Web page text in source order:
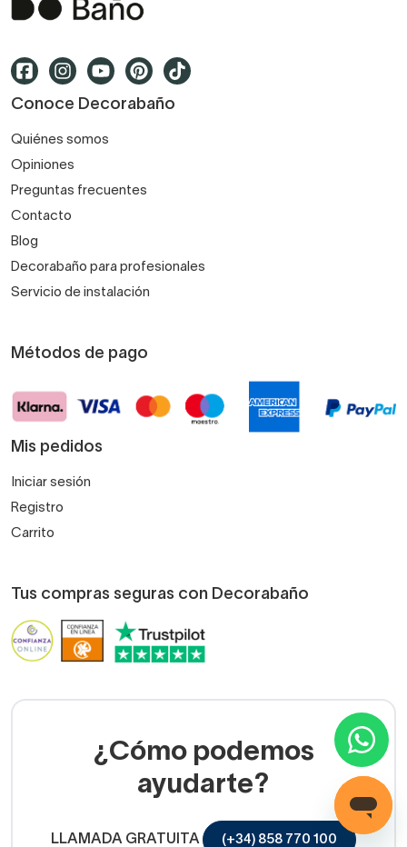
Conoce Decorabaño
Quiénes somos
Opiniones
Preguntas frecuentes
Contacto
Blog
Decorabaño para profesionales
Servicio de instalación
Métodos de pago
Mis pedidos
Iniciar sesión
Registro
Carrito
Tus compras seguras con Decorabaño
¿Cómo podemos
ayudarte?
LLAMADA GRATUITA (+34) 858 770 100